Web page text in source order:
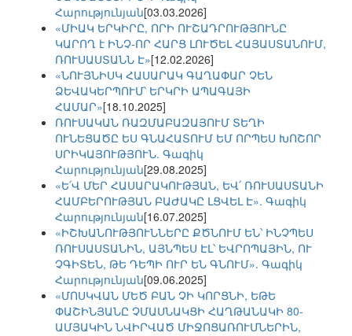
Հարությունյան[03.03.2026]
«ՄԻԱԿ ԵՐԿԻՐԸ, ՈՐԻ ՈՒՇԱԴՐՈՒԹՅՈՒՆԸ
ԿԱՐՈՂ է ԻՆՉ-ՈՐ ՀԱՐՑ ԼՈՒԾԵԼ ՀԱՅԱՍՏԱՆՈՒՄ,
ՌՈՒՍԱՍՏԱՆՆ Է»[12.02.2026]
«ՆՈՒՅՆԻՍԿ ՀԱՍԱՐԱԿ ԳԱՂԱՓԱՐ ՉԵՆ
ՁԵՎԱԿԵՐՊՈՒՄ՝ ԵՐԿՐԻ ԱՊԱԳԱՅԻ
ՀԱՄԱՐ»[18.10.2025]
ՌՈՒՍԱԿԱՆ ՌԱԶՄԱԲԱԶԱՅՈՒՄ ՏԵՂԻ
ՈՒՆԵՑԱԾԸ ԵՍ ԳՆԱՀԱՏՈՒՄ ԵՄ ՈՐՊԵՍ ԽՈՇՈՐ
ՍՐԻԿԱՅՈՒԹՅՈՒՆ. Գագիկ
Հարությունյան[29.08.2025]
«Ե՛Վ ՄԵՐ ՀԱՍԱՐԱԿՈՒԹՅԱՆ, ԵՎ՛ ՌՈՒՍԱՍՏԱՆԻ
ՀԱՄԲԵՐՈՒԹՅԱՆ ԲԱԺԱԿԸ ԼՑՎԵԼ Է». Գագիկ
Հարությունյան[16.07.2025]
«ԻՇԽԱՆՈՒԹՅՈՒՆՆԵՐԸ ՔԾՆՈՒՄ ԵՆ՝ ԻՆՉՊԵՍ
ՌՈՒՍԱՍՏԱՆԻՆ, ԱՅՆՊԵՍ ԷԼ՝ ԵՎՐՈՊԱՅԻՆ, ՈՒ
ՉԳԻՏԵՆ, ԹԵ ԴԵՊԻ ՈՒՐ ԵՆ ԳՆՈՒՄ». Գագիկ
Հարությունյան[09.06.2025]
«ՄՈՍԿՎԱՆ ՄԵԾ ԲԱՆ ՉԻ ԿՈՐՑՆԻ, ԵԹԵ
ՓԱՇԻՆՅԱՆԸ ՉՄԱՍՆԱԿՑԻ ՀԱՂԹԱՆԱԿԻ 80-
ԱՄՅԱԿԻՆ ՆՎԻՐՎԱԾ ՄԻՋՈՑԱՌՈՒՄՆԵՐԻՆ,